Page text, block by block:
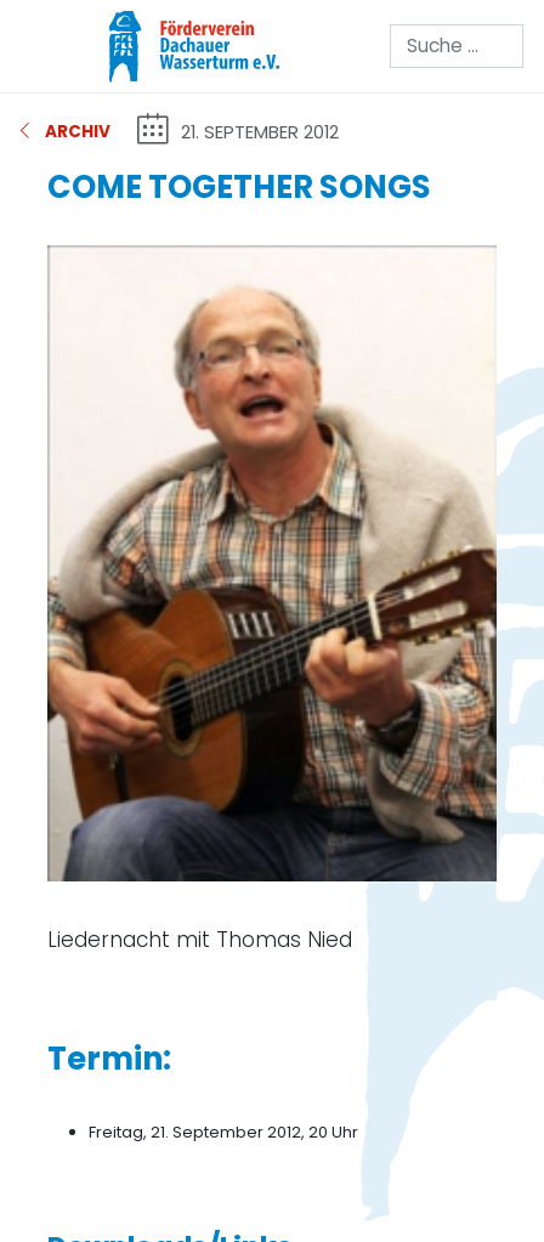
Suchen
ARCHIV 21. SEPTEMBER 2012
COME TOGETHER SONGS
Liedernacht mit Thomas Nied
Termin:
Freitag, 21. September 2012, 20 Uhr